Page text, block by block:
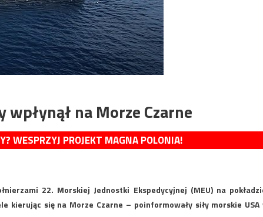
na Morze Czarne
WESPRZYJ PROJEKT MAGNA POLONIA!
22. Morskiej Jednostki Ekspedycyjnej (MEU) na
kierując się na Morze Czarne – poinformowały siły morskie USA